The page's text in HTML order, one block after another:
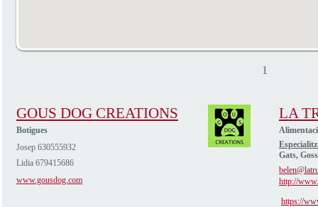
1
GOUS DOG CREATIONS
Botigues
Josep 630555932
Lidia 679415686
www.gousdog.com
LA
Gats,
http://
https://